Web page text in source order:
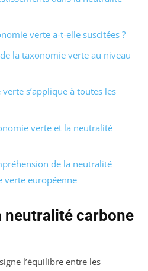
verte a-t-elle suscitées ?
la taxonomie verte au niveau
s’applique à toutes les
verte et la neutralité
de la neutralité
verte européenne
neutralité carbone
l’équilibre entre les